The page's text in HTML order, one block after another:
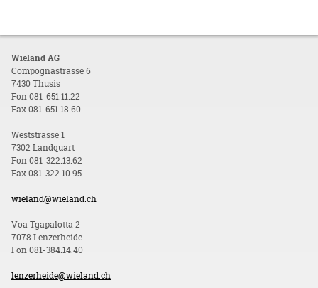
Wieland AG
Compognastrasse 6
7430 Thusis
Fon 081-651.11.22
Fax 081-651.18.60
Weststrasse 1
7302 Landquart
Fon 081-322.13.62
Fax 081-322.10.95
wieland@wieland.ch
Voa Tgapalotta 2
7078 Lenzerheide
Fon 081-384.14.40
lenzerheide@wieland.ch